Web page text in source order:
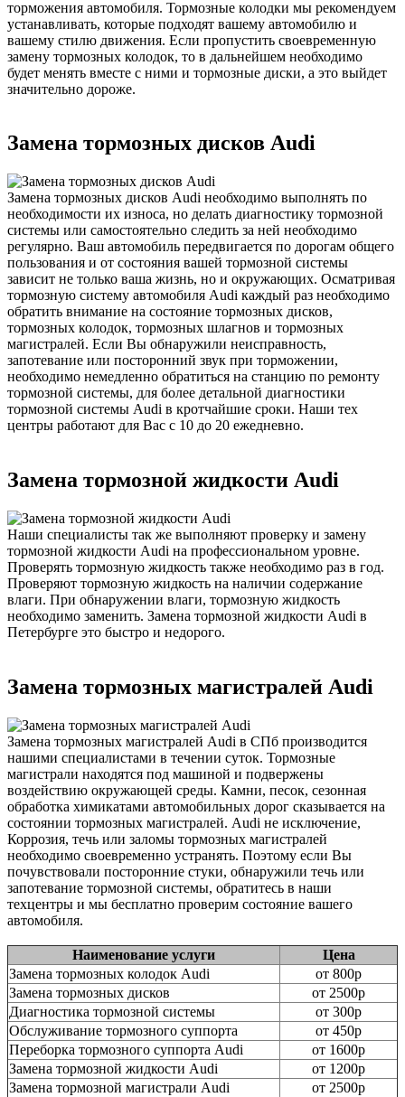
торможения автомобиля. Тормозные колодки мы рекомендуем
устанавливать, которые подходят вашему автомобилю и
вашему стилю движения. Если пропустить своевременную
замену тормозных колодок, то в дальнейшем необходимо
будет менять вместе с ними и тормозные диски, а это выйдет
значительно дороже.
Замена тормозных дисков Audi
Замена тормозных дисков Audi необходимо выполнять по
необходимости их износа, но делать диагностику тормозной
системы или самостоятельно следить за ней необходимо
регулярно. Ваш автомобиль передвигается по дорогам общего
пользования и от состояния вашей тормозной системы
зависит не только ваша жизнь, но и окружающих. Осматривая
тормозную систему автомобиля Audi каждый раз необходимо
обратить внимание на состояние тормозных дисков,
тормозных колодок, тормозных шлагнов и тормозных
магистралей. Если Вы обнаружили неисправность,
запотевание или посторонний звук при торможении,
необходимо немедленно обратиться на станцию по ремонту
тормозной системы, для более детальной диагностики
тормозной системы Audi в кротчайшие сроки. Наши тех
центры работают для Вас с 10 до 20 ежедневно.
Замена тормозной жидкости Audi
Наши специалисты так же выполняют проверку и замену
тормозной жидкости Audi на профессиональном уровне.
Проверять тормозную жидкость также необходимо раз в год.
Проверяют тормозную жидкость на наличии содержание
влаги. При обнаружении влаги, тормозную жидкость
необходимо заменить. Замена тормозной жидкости Audi в
Петербурге это быстро и недорого.
Замена тормозных магистралей Audi
Замена тормозных магистралей Audi в СПб производится
нашими специалистами в течении суток. Тормозные
магистрали находятся под машиной и подвержены
воздействию окружающей среды. Камни, песок, сезонная
обработка химикатами автомобильных дорог сказывается на
состоянии тормозных магистралей. Audi не исключение,
Коррозия, течь или заломы тормозных магистралей
необходимо своевременно устранять. Поэтому если Вы
почувствовали посторонние стуки, обнаружили течь или
запотевание тормозной системы, обратитесь в наши
техцентры и мы бесплатно проверим состояние вашего
автомобиля.
Наименование услуги
Цена
Замена тормозных колодок Audi
от 800р
Замена тормозных дисков
от 2500р
Диагностика тормозной системы
от 300р
Обслуживание тормозного суппорта
от 450р
Переборка тормозного суппорта Audi
от 1600р
Замена тормозной жидкости Audi
от 1200р
Замена тормозной магистрали Audi
от 2500р